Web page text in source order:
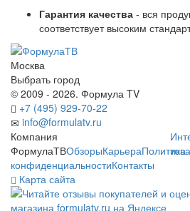
Гарантия качества - вся
соответствует высоким
Москва
Выбрать город
© 2009 - 2026. Формула TV
+7 (495) 929-70-22
info@formulatv.ru
Компания
ФормулаТВОбзорыКарьераПолитика
конфиденциальностиКонтакты
Карта сайта